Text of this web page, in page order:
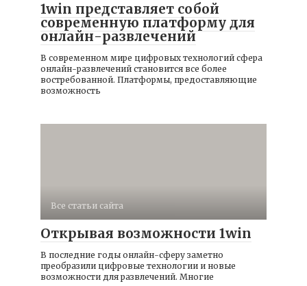
1win представляет собой
современную платформу для
онлайн-развлечений
В современном мире цифровых технологий сфера
онлайн-развлечений становится все более
востребованной. Платформы, предоставляющие
возможность
Все статьи сайта
Открывая возможности 1win
В последние годы онлайн-сферу заметно
преобразили цифровые технологии и новые
возможности для развлечений. Многие